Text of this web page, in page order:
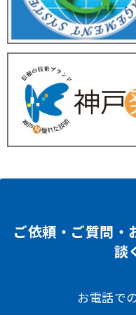
ご依頼・ご質問・
談
お電話で